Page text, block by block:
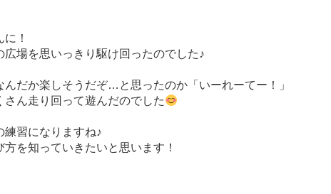
！
場を思いっきり駆け回ったのでした♪
だか楽しそうだぞ…と思ったのか「いーれーてー！」
ん走り回って遊んだのでした
習になりますね♪
を知っていきたいと思います！